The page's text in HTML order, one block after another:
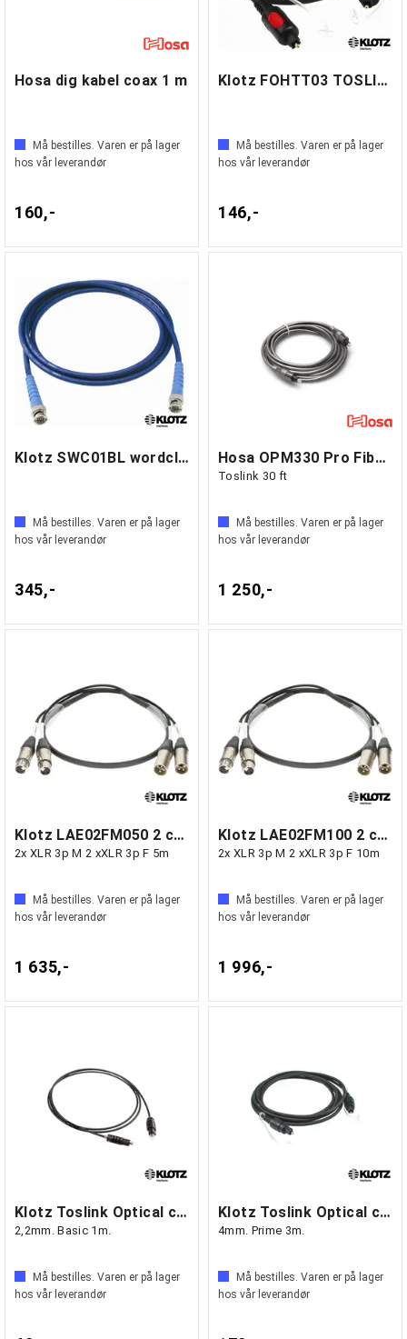
Hosa dig kabel coax 1 m
Må bestilles. Varen er på lager
hos vår leverandør
160,-
Klotz FOHTT03 TOSLINK dig 3 m
Må bestilles. Varen er på lager
hos vår leverandør
146,-
Klotz SWC01BL wordclock kabel 1 m
Må bestilles. Varen er på lager
hos vår leverandør
345,-
Hosa OPM330 Pro Fiber Optic cable
Toslink 30 ft
Må bestilles. Varen er på lager
hos vår leverandør
1 250,-
Klotz LAE02FM050 2 ch loom ana/dig
2x XLR 3p M 2 xXLR 3p F 5m
Må bestilles. Varen er på lager
hos vår leverandør
1 635,-
Klotz LAE02FM100 2 ch loom ana/dig
2x XLR 3p M 2 xXLR 3p F 10m
Må bestilles. Varen er på lager
hos vår leverandør
1 996,-
Klotz Toslink Optical cable
2,2mm. Basic 1m.
Må bestilles. Varen er på lager
hos vår leverandør
Klotz Toslink Optical cable
4mm. Prime 3m.
Må bestilles. Varen er på lager
hos vår leverandør